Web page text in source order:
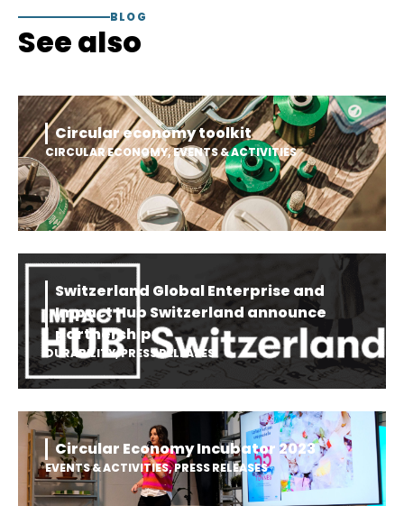
BLOG
See also
Circular economy toolkit
CIRCULAR ECONOMY,EVENTS & ACTIVITIES
Switzerland Global Enterprise and
Impact Hub Switzerland announce
partnership
DURABILITY,PRESS RELEASES
Circular Economy Incubator 2023
EVENTS & ACTIVITIES,PRESS RELEASES